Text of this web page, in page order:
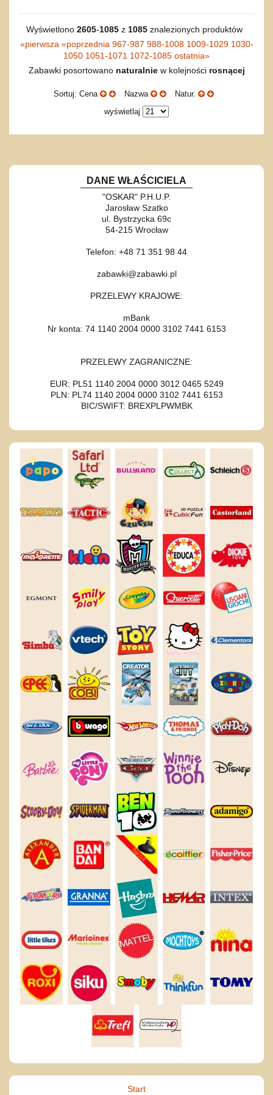
Dźwiekowe
Maty do zabawy
Pojazdy
Inne
Wyprzedaż
Promocje
Regulamin
Mapa produktów
Wyświetlono 2605-1085z 1085znalezionych produktów
«pierwsza «poprzednia 967-987 988-1008 1009-1029 1030-
1050 1051-1071 1072-1085 ostatnia»
Zabawki posortowano naturalniew kolejności rosnącej
Sortuj: Cena Nazwa
Natur.
wyświetlaj
DANE WŁAŚCICIELA
"OSKAR" P.H.U.P.
Jarosław Szatko
ul. Bystrzycka 69c
54-215 Wrocław
Telefon: +48 71 351 98 44
zabawki@zabawki.pl
PRZELEWY KRAJOWE:
mBank
Nr konta: 74 1140 2004 0000 3102 7441 6153
PRZELEWY ZAGRANICZNE:
EUR: PL51 1140 2004 0000 3012 0465 5249
PLN: PL74 1140 2004 0000 3102 7441 6153
BIC/SWIFT: BREXPLPWMBK
Start